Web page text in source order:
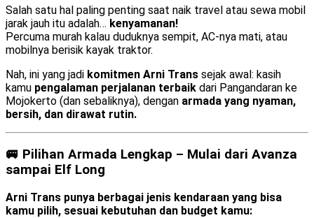
Salah satu hal paling penting saat naik travel atau sewa mobil
jarak jauh itu adalah… kenyamanan!
Percuma murah kalau duduknya sempit, AC-nya mati, atau
mobilnya berisik kayak traktor.
Nah, ini yang jadi komitmen Arni Trans sejak awal: kasih
kamu pengalaman perjalanan terbaik dari Pangandaran ke
Mojokerto (dan sebaliknya), dengan armada yang nyaman,
bersih, dan dirawat rutin.
🚐 Pilihan Armada Lengkap – Mulai dari Avanza
sampai Elf Long
Arni Trans punya berbagai jenis kendaraan yang bisa
kamu pilih, sesuai kebutuhan dan budget kamu: